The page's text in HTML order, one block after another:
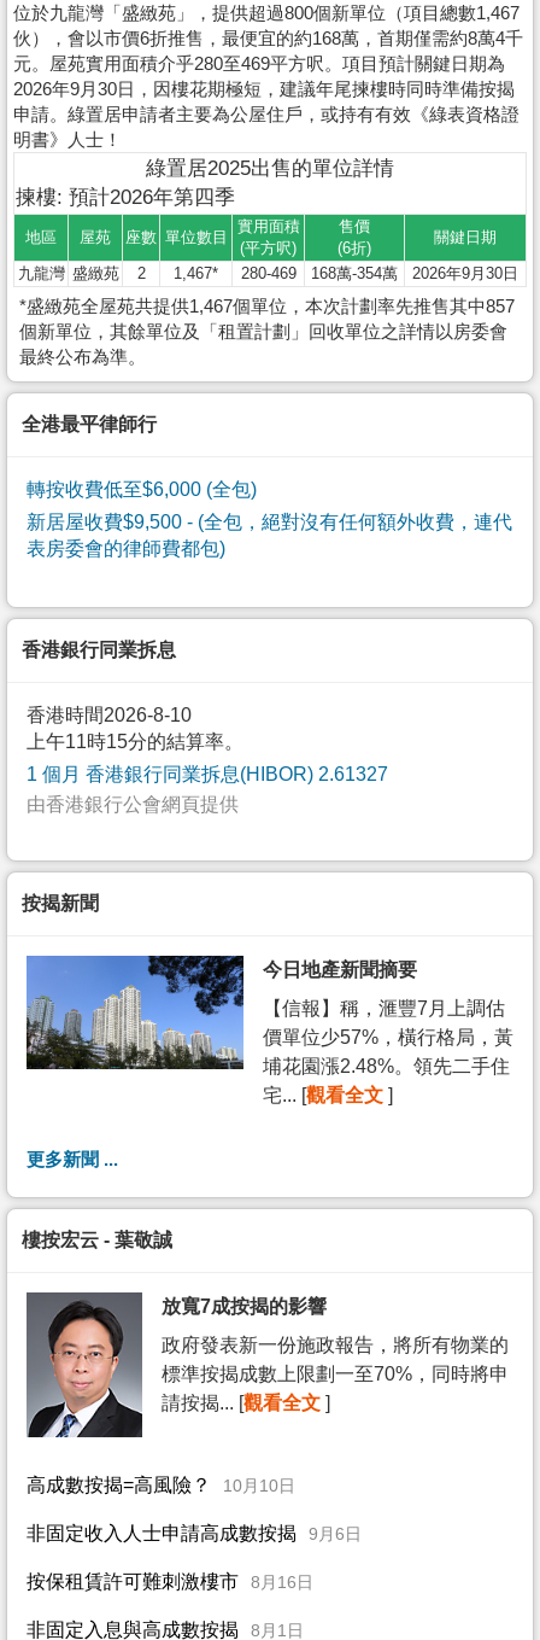
位於九龍灣「盛緻苑」，提供超過800個新單位（項目總數1,467
伙），會以市價6折推售，最便宜的約168萬，首期僅需約8萬4千
元。屋苑實用面積介乎280至469平方呎。項目預計關鍵日期為
2026年9月30日，因樓花期極短，建議年尾揀樓時同時準備按揭
申請。綠置居申請者主要為公屋住戶，或持有有效《綠表資格證
明書》人士！
綠置居2025出售的單位詳情
揀樓: 預計2026年第四季
地區 屋苑 座數 單位數目
實用面積
(平方呎)
售價
(6折)
關鍵日期
九龍灣 盛緻苑 2 1,467* 280-469 168萬-354萬 2026年9月30日
*盛緻苑全屋苑共提供1,467個單位，本次計劃率先推售其中857
個新單位，其餘單位及「租置計劃」回收單位之詳情以房委會
最終公布為準。
全港最平律師行
轉按收費低至$6,000 (全包)
新居屋收費$9,500 - (全包，絕對沒有任何額外收費，連代
表房委會的律師費都包)
香港銀行同業拆息
香港時間2026-8-10
上午11時15分的結算率。
1 個月 香港銀行同業拆息(HIBOR) 2.61327
由香港銀行公會網頁提供
按揭新聞
今日地產新聞摘要
【信報】稱，滙豐7月上調估
價單位少57%，橫行格局，黃
埔花園漲2.48%。領先二手住
宅... [觀看全文 ]
更多新聞 ...
樓按宏云 - 葉敬誠
放寬7成按揭的影響
政府發表新一份施政報告，將所有物業的
標準按揭成數上限劃一至70%，同時將申
請按揭... [觀看全文 ]
高成數按揭=高風險？ 10月10日
非固定收入人士申請高成數按揭 9月6日
按保租賃許可難刺激樓市 8月16日
非固定入息與高成數按揭 8月1日